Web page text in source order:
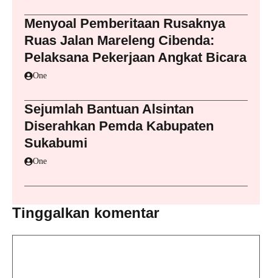
Menyoal Pemberitaan Rusaknya
Ruas Jalan Mareleng Cibenda:
Pelaksana Pekerjaan Angkat Bicara
One
Sejumlah Bantuan Alsintan
Diserahkan Pemda Kabupaten
Sukabumi
One
Tinggalkan komentar